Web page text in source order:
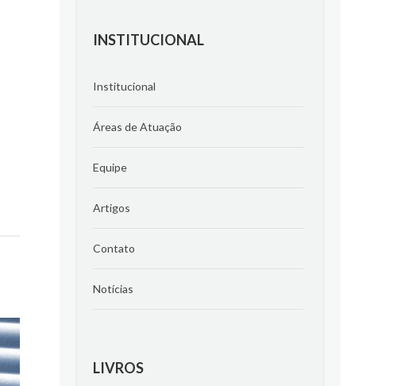
INSTITUCIONAL
Institucional
Áreas de Atuação
Equipe
Artigos
Contato
Notícias
LIVROS